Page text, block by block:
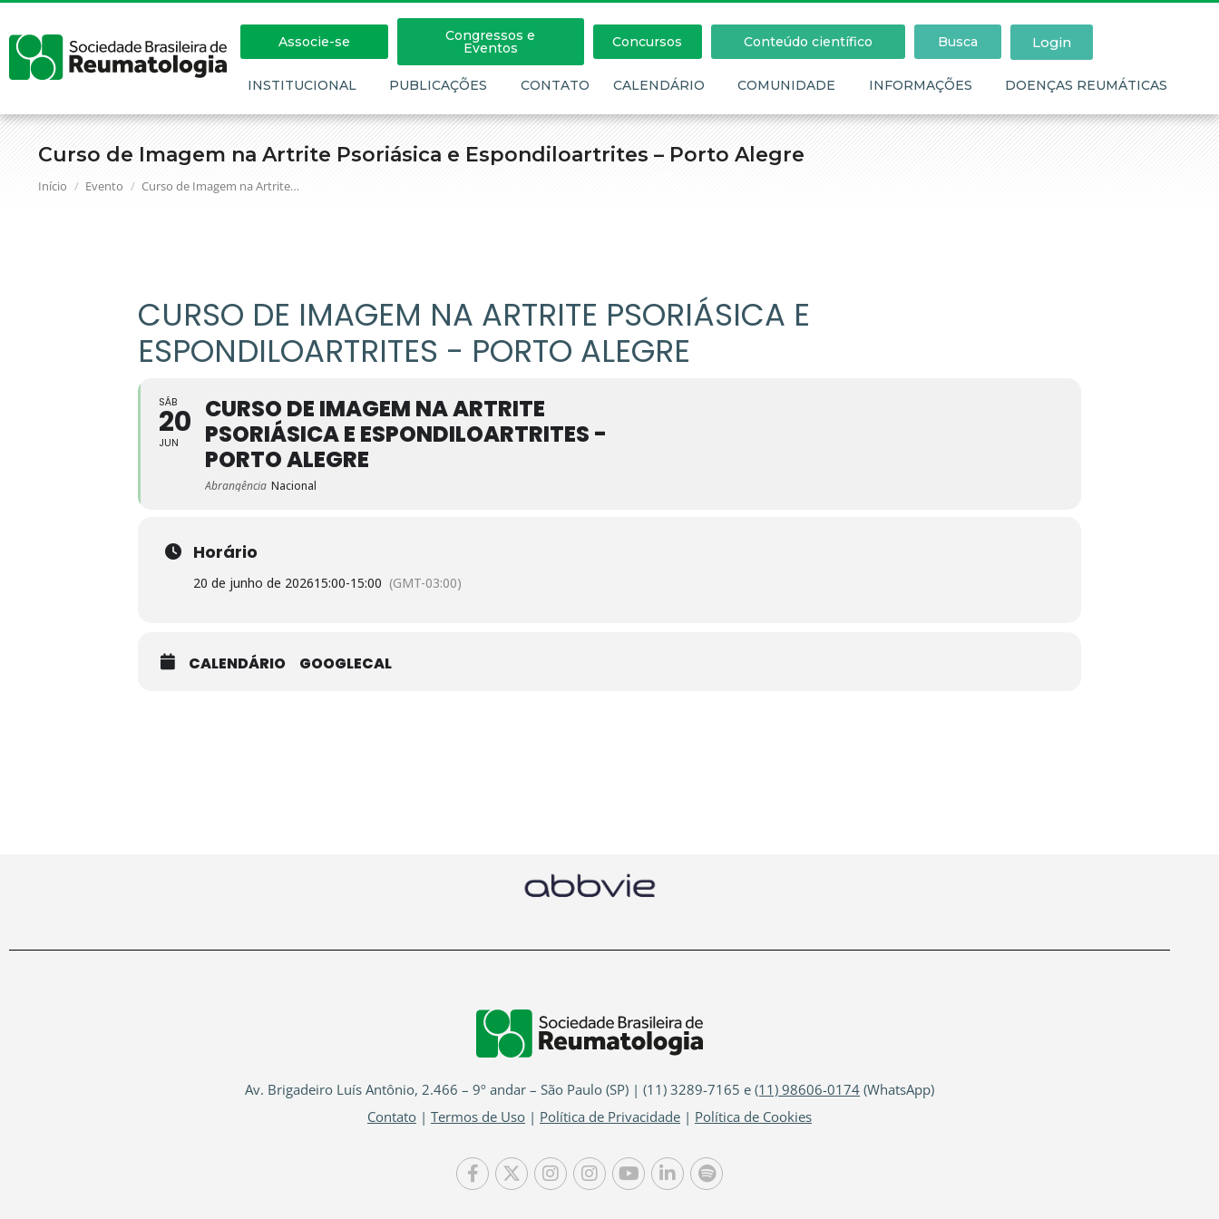
Curso de Imagem na Artrite Psoriásica e Espondiloartrites – Porto Alegre
Você está aqui:
Início Evento Curso de Imagem na Artrite…
Associe-se Congressos e
Eventos Concursos Conteúdo científico Busca Login
INSTITUCIONAL PUBLICAÇÕES CONTATO CALENDÁRIO COMUNIDADE INFORMAÇÕES DOENÇAS REUMÁTICAS
CURSO DE IMAGEM NA ARTRITE PSORIÁSICA E
ESPONDILOARTRITES - PORTO ALEGRE
SÁB
20
JUN
CURSO DE IMAGEM NA ARTRITE
PSORIÁSICA E ESPONDILOARTRITES -
PORTO ALEGRE
Abrangência Nacional
Horário
20 de junho de 202615:00-15:00 (GMT-03:00)
CALENDÁRIO GOOGLECAL
Av. Brigadeiro Luís Antônio, 2.466 – 9º andar – São Paulo (SP) | (11) 3289-7165 e (11) 98606-0174 (WhatsApp)
Contato | Termos de Uso | Política de Privacidade | Política de Cookies